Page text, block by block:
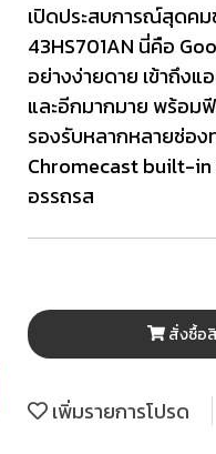
เปิดประสบการณ์สุดคม
43HS701AN นี่คือ
อย่างง่ายดาย เข้าถึงแ
และอีกมากมาย พร้อม
รองรับหลากหลายช่อง
Chromecast built-in
อรรถรส
สั่งซื้อ
เพิ่มรายการโปรด